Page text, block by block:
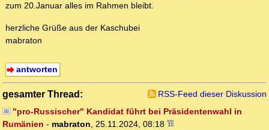
zum 20.Januar alles im Rahmen bleibt.
herzliche Grüße aus der Kaschubei
mabraton
antworten
gesamter Thread:
RSS-Feed dieser Diskussion
"pro-Russischer" Kandidat führt bei Präsidentenwahl in
Rumänien - mabraton, 25.11.2024, 08:18